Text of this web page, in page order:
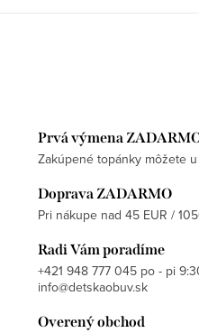
Prvá výmena
Zakúpené topánky môžete
Doprava ZADARMO
Pri nákupe nad 45 EUR /
Radi Vám poradíme
+421 948 777 045 po - pi
info@detskaobuv.sk
Overený obchod